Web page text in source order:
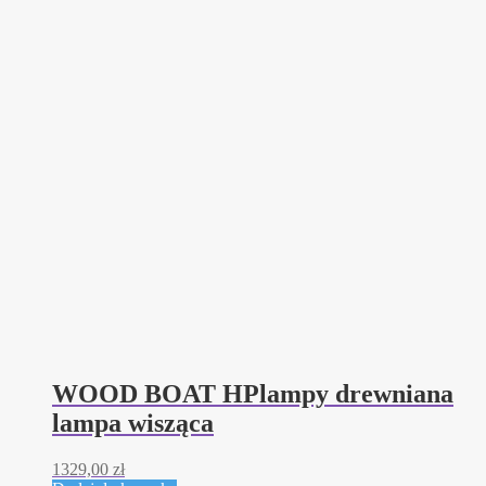
WOOD BOAT HPlampy drewniana
lampa wisząca
1329,00 zł